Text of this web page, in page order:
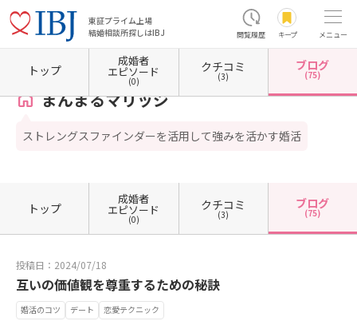
東証プライム上場
結婚相談所探しはIBJ
閲覧履歴 キープ メニュー
ホーム 愛媛県の結婚相談所 愛媛県新居浜市 まんまるマリッジ カウンセラーブログ
まんまるマリッジ
ストレングスファインダーを活用して強みを活かす婚活
トップ
成婚者
エピソード
(0)
クチコミ
(3)
ブログ
(75)
トップ
成婚者
エピソード
(0)
クチコミ
(3)
ブログ
(75)
投稿日：2024/07/18
互いの価値観を尊重するための秘訣
婚活のコツ デート 恋愛テクニック